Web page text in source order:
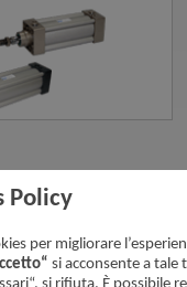
Policy
per migliorare
si acconsente a tale